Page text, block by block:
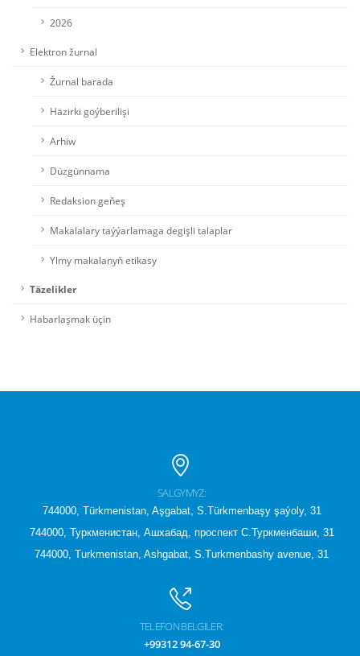
2026
Elektron žurnal
Žurnal barada
Häzirki goýberilişi
Arhiw
Düzgünnama
Redaksion geňeş
Makalalary taýýarlamaga degişli talaplar
Ylmy makalanyň etikasy
Täzelikler
Habarlaşmak üçin
SALGYMYZ:
744000, Türkmenistan, Aşgabat, S.Türkmenbaşy şaýoly, 31
744000, Туркменистан, Ашхабад, проспект С.Туркменбаши, 31
744000, Turkmenistan, Ashgabat, S.Turkmenbashy avenue, 31
TELEFON BELGILER:
+99312 94-67-30